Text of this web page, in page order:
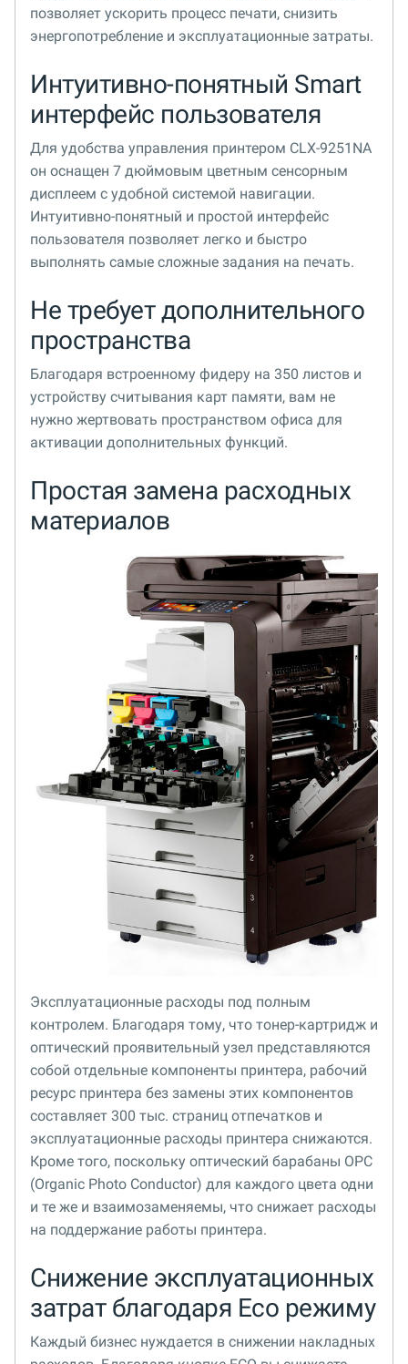
позволяет ускорить процесс печати, снизить
энергопотребление и эксплуатационные затраты.
Интуитивно-понятный Smart
интерфейс пользователя
Для удобства управления принтером CLX-9251NA
он оснащен 7 дюймовым цветным сенсорным
дисплеем с удобной системой навигации.
Интуитивно-понятный и простой интерфейс
пользователя позволяет легко и быстро
выполнять самые сложные задания на печать.
Не требует дополнительного
пространства
Благодаря встроенному фидеру на 350 листов и
устройству считывания карт памяти, вам не
нужно жертвовать пространством офиса для
активации дополнительных функций.
Простая замена расходных
материалов
Эксплуатационные расходы под полным
контролем. Благодаря тому, что тонер-картридж и
оптический проявительный узел представляются
собой отдельные компоненты принтера, рабочий
ресурс принтера без замены этих компонентов
составляет 300 тыс. страниц отпечатков и
эксплуатационные расходы принтера снижаются.
Кроме того, поскольку оптический барабаны OPC
(Organic Photo Conductor) для каждого цвета одни
и те же и взаимозаменяемы, что снижает расходы
на поддержание работы принтера.
Снижение эксплуатационных
затрат благодаря Eco режиму
Каждый бизнес нуждается в снижении накладных